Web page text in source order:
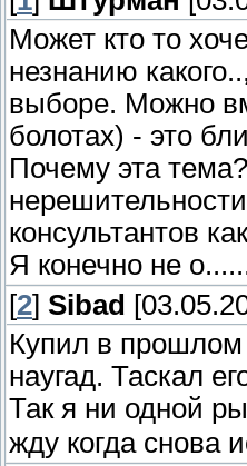
Может кто то
незнанию
выборе. Можно
болотах) - это
Почему эта
консультантов
Я конечно не
[2] Sibad
Купил в прошлом
наугад. Таскал
Так я ни одной
жду когда снова